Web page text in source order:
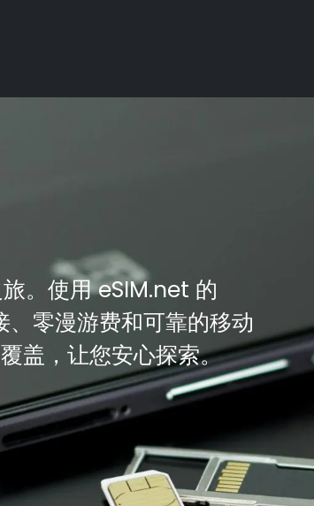
。使用 eSIM.net 的
零漫游费和可靠的移动
盖，让您安心探索。